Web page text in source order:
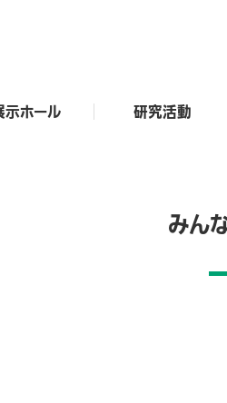
示ホール 研究活動
みん